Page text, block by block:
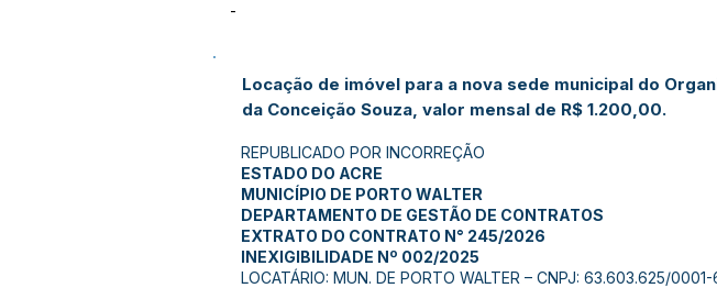
-
Locação de imóvel para a nova sede municipal do
da Conceição Souza, valor mensal de R$ 1.200,00.
REPUBLICADO POR INCORREÇÃO
ESTADO DO ACRE
MUNICÍPIO DE PORTO WALTER
DEPARTAMENTO DE GESTÃO DE CONTRATOS
EXTRATO DO CONTRATO N° 245/2026
INEXIGIBILIDADE Nº 002/2025
LOCATÁRIO: MUN. DE PORTO WALTER – CNPJ: 63.603.625/